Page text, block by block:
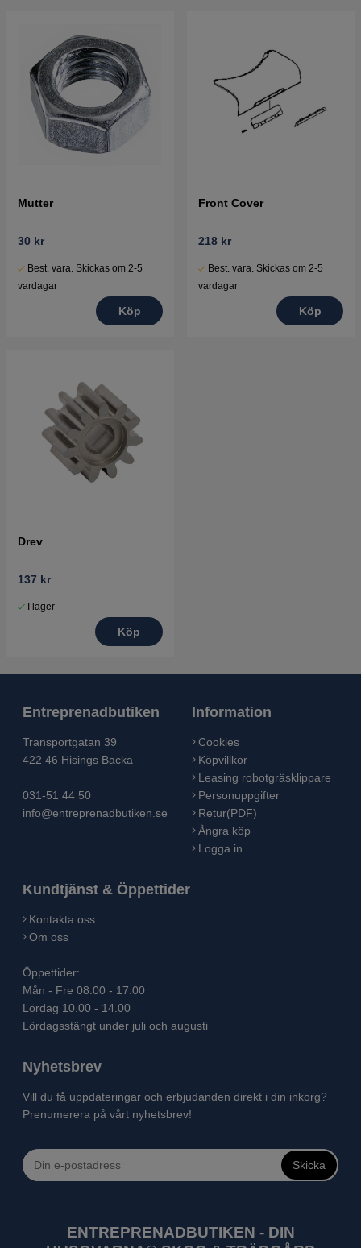
Mutter
30 kr
Best. vara. Skickas om 2-5
vardagar
Köp
Front Cover
218 kr
Best. vara. Skickas om 2-5
vardagar
Köp
Drev
137 kr
I lager
Köp
Entreprenadbutiken
Transportgatan 39
422 46 Hisings Backa
031-51 44 50
info@entreprenadbutiken.se
Information
Cookies
Köpvillkor
Leasing robotgräsklippare
Personuppgifter
Retur(PDF)
Ångra köp
Logga in
Kundtjänst & Öppettider
Kontakta oss
Om oss
Öppettider:
Mån - Fre 08.00 - 17:00
Lördag 10.00 - 14.00
Lördagsstängt under juli och augusti
Nyhetsbrev
Vill du få uppdateringar och erbjudanden direkt i din inkorg?
Prenumerera på vårt nyhetsbrev!
Skicka
ENTREPRENADBUTIKEN - DIN